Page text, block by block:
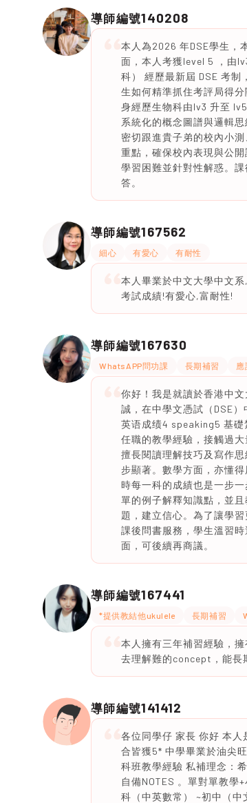
導師編號140208
本人為2026 年DSE學生，
面，本人考獲level 5 ，由
科） 經歷最新屆 DSE 考
生如何精準抓住考評局得
身經歷生物科由lv3 升至
系統化的概念圖譜與邏輯
密切跟進貴子弟的校內小
重點，確保校內表現與公
學習困難並針對性解惑。
答。
導師編號167562
細心 有愛心 有耐性
本人畢業於中文大學中文
考試成績!有愛心,富耐性!
導師編號167630
WhatsAPP問功課 長期補習 應
你好！我是就讀於香港中
誠，在中學文憑試（DSE
英语成绩4 speaking5 基礎
任職的教學經驗，接觸過
擅長閱讀理解技巧及寫作
步顯著。數學方面，亦懂
時每一科的成績也是一步
單的例子解釋知識點，並
題，建立信心。為了讓學
課後問書服務，學生溫習
面，可後續再商議。
導師編號167441
*提供教結他ukulele 長期補習
本人擁有三年補習經驗，
去理解難的concept，能長
導師編號141412
各位同學仔 家長 你好 本
合皆獲5* 中學畢業於油尖
科班教學經驗 私補理念：
自備NOTES 。單對單教學
科（中英數常） ~初中（中